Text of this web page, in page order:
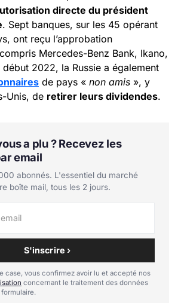
directe du président
. Sept banques, sur les 45 opérant
ont reçu l’approbation
Mercedes-Benz Bank, Ikano,
début 2022, la Russie a également
de pays « non amis », y
Unis, de retirer leurs dividendes.
a plu ? Recevez les
email
abonnés. L'essentiel du marché
boîte mail, tous les 2 jours.
S'inscrire ›
case, vous confirmez avoir lu et accepté nos
concernant le traitement des données